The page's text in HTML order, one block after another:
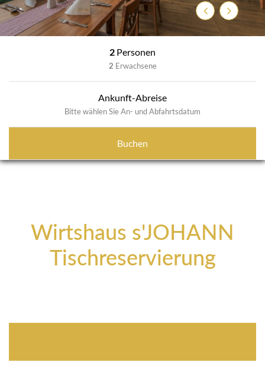
ZurückWeiter
2 Personen
2 Erwachsene
Ankunft-Abreise
Bitte wählen Sie An- und Abfahrtsdatum
Buchen
Wirtshaus s'JOHANN
Tischreservierung